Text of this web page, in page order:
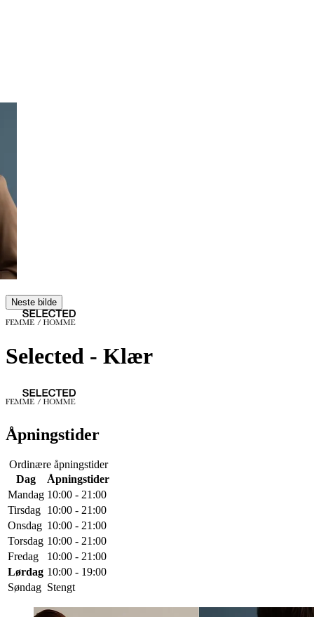
Neste bilde
Selected - Klær
Åpningstider
Ordinære åpningstider
Dag
Åpningstider
Mandag 10:00 - 21:00
Tirsdag 10:00 - 21:00
Onsdag 10:00 - 21:00
Torsdag 10:00 - 21:00
Fredag
10:00 - 21:00
Lørdag 10:00 - 19:00
Søndag Stengt